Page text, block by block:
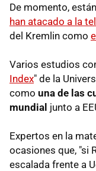
De momento,
han atacado a la
del Kremlin como
Varios estudios
Index" de la
como una de las
mundial junto a
Expertos en la
ocasiones que, "si
escalada frente a